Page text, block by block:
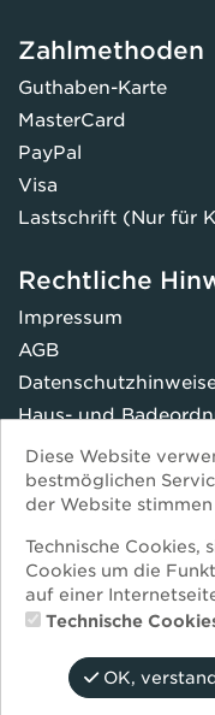
Zahlmethoden
Guthaben-Karte
MasterCard
PayPal
Visa
Lastschrift (Nur für
Rechtliche
Impressum
AGB
Haus- und
FAQ
* Preise inkl.
-----------------------
Immer bestens
Jetzt zum
re-gruppe.de/
Diese Website
bestmöglichen
der Website
Technische Cookies,
Cookies um die
auf einer
Technische
OK,